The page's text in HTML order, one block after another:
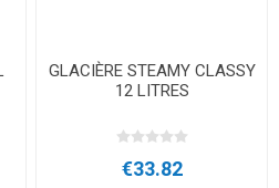
GLACIÈRE STEAMY CLASSY
12 LITRES
€33.82